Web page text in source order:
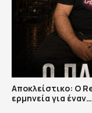
Αποκλείστικο: Ο
ερμηνεία για